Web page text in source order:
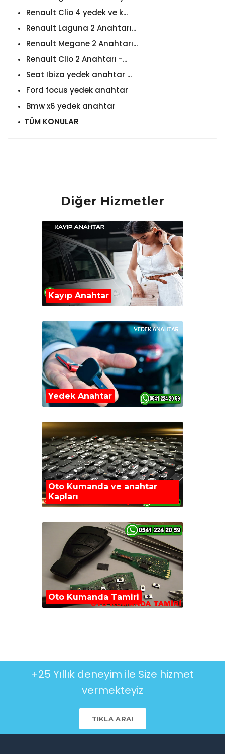
Renault Clio 4 yedek ve k...
Renault Laguna 2 Anahtarı...
Renault Megane 2 Anahtarı...
Renault Clio 2 Anahtarı -...
Seat Ibiza yedek anahtar ...
Ford focus yedek anahtar
Bmw x6 yedek anahtar
TÜM KONULAR
Diğer Hizmetler
Kayıp Anahtar
Yedek Anahtar
Oto Kumanda ve anahtar
Kapları
Oto Kumanda Tamiri
+25 Yıllık deneyim ile Size hizmet
vermekteyiz
TIKLA ARA!